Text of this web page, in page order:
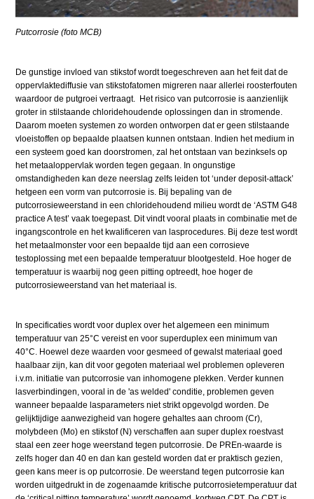
Putcorrosie (foto MCB)
De gunstige invloed van stikstof wordt toegeschreven aan het feit dat de
oppervlaktediffusie van stikstofatomen migreren naar allerlei roosterfouten
waardoor de putgroei vertraagt. Het risico van putcorrosie is aanzienlijk
groter in stilstaande chloridehoudende oplossingen dan in stromende.
Daarom moeten systemen zo worden ontworpen dat er geen stilstaande
vloeistoffen op bepaalde plaatsen kunnen ontstaan. Indien het medium in
een systeem goed kan doorstromen, zal het ontstaan van bezinksels op
het metaaloppervlak worden tegen gegaan. In ongunstige
omstandigheden kan deze neerslag zelfs leiden tot ‘under deposit-attack’
hetgeen een vorm van putcorrosie is. Bij bepaling van de
putcorrosieweerstand in een chloridehoudend milieu wordt de ‘ASTM G48
practice A test’ vaak toegepast. Dit vindt vooral plaats in combinatie met de
ingangscontrole en het kwalificeren van lasprocedures. Bij deze test wordt
het metaalmonster voor een bepaalde tijd aan een corrosieve
testoplossing met een bepaalde temperatuur blootgesteld. Hoe hoger de
temperatuur is waarbij nog geen pitting optreedt, hoe hoger de
putcorrosieweerstand van het materiaal is.
In specificaties wordt voor duplex over het algemeen een minimum
temperatuur van 25°C vereist en voor superduplex een minimum van
40°C. Hoewel deze waarden voor gesmeed of gewalst materiaal goed
haalbaar zijn, kan dit voor gegoten materiaal wel problemen opleveren
i.v.m. initiatie van putcorrosie van inhomogene plekken. Verder kunnen
lasverbindingen, vooral in de 'as welded' conditie, problemen geven
wanneer bepaalde lasparameters niet strikt opgevolgd worden. De
gelijktijdige aanwezigheid van hogere gehaltes aan chroom (Cr),
molybdeen (Mo) en stikstof (N) verschaffen aan super duplex roestvast
staal een zeer hoge weerstand tegen putcorrosie. De PREn-waarde is
zelfs hoger dan 40 en dan kan gesteld worden dat er praktisch gezien,
geen kans meer is op putcorrosie. De weerstand tegen putcorrosie kan
worden uitgedrukt in de zogenaamde kritische putcorrosietemperatuur dat